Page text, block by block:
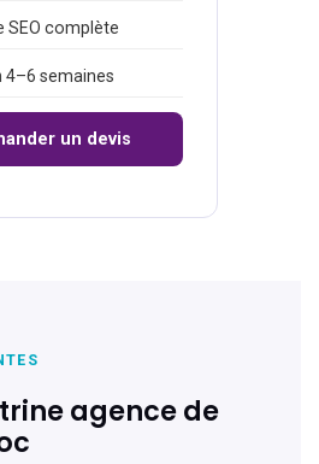
SEO complète
4–6 semaines
un devis
agence de